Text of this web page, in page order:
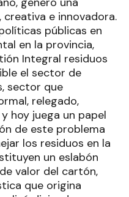
creativa e innovadora.
públicas en
en la provincia,
Integral residuos
el sector de
sector que
relegado,
hoy juega un papel
de este problema
los residuos en la
un eslabón
valor del cartón,
que origina